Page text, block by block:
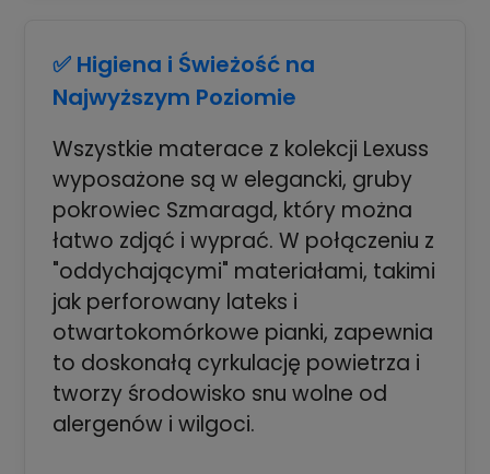
✅ Higiena i Świeżość na
Najwyższym Poziomie
Wszystkie materace z kolekcji Lexuss
wyposażone są w elegancki, gruby
pokrowiec Szmaragd, który można
łatwo zdjąć i wyprać. W połączeniu z
"oddychającymi" materiałami, takimi
jak perforowany lateks i
otwartokomórkowe pianki, zapewnia
to doskonałą cyrkulację powietrza i
tworzy środowisko snu wolne od
alergenów i wilgoci.